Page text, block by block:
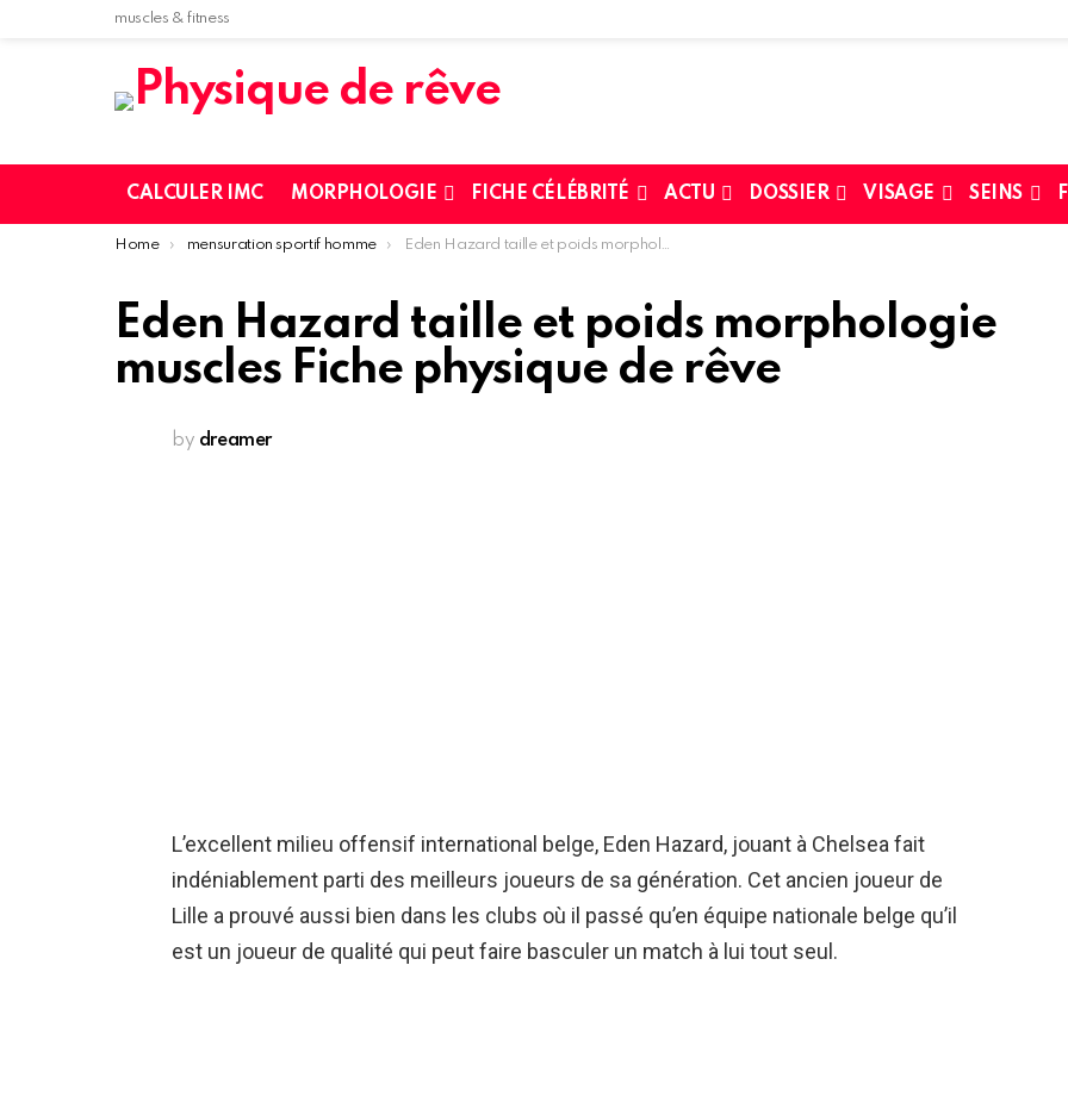
muscles & fitness
CALCULER IMC MORPHOLOGIE FICHE CÉLÉBRITÉ ACTU DOSSIER VISAGE SEINS
You are here:
Home mensuration sportif homme Eden Hazard taille et poids morphologie muscles Fiche physique de rêve
Eden Hazard taille et poids morphologie
muscles Fiche physique de rêve
by dreamer
L’excellent milieu offensif international belge, Eden Hazard, jouant à Chelsea fait
indéniablement parti des meilleurs joueurs de sa génération. Cet ancien joueur de
Lille a prouvé aussi bien dans les clubs où il passé qu’en équipe nationale belge qu’il
est un joueur de qualité qui peut faire basculer un match à lui tout seul.